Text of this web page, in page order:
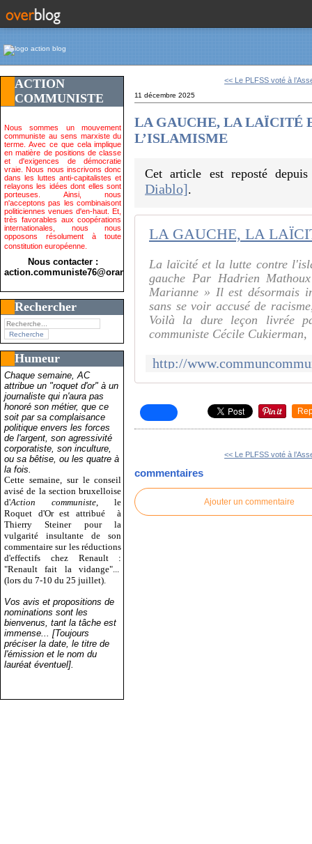
ACTION
COMMUNISTE
Nous sommes un mouvement
communiste au sens marxiste du
terme. Avec ce que cela implique
en matière de positions de classe
et d'exigences de démocratie
vraie. Nous nous inscrivons donc
dans les luttes anti-capitalistes et
relayons les idées dont elles sont
porteuses. Ainsi, nous
n'acceptons pas les combinaisont
politiciennes venues d'en-haut. Et,
très favorables aux coopérations
internationales, nous nous
opposons résolument à toute
constitution européenne.
Nous contacter :
action.communiste76@orange.fr>
Rechercher
Humeur
Chaque semaine, AC
attribue un "roquet d'or" à un
journaliste qui n'aura pas
honoré son métier, que ce
soit par sa complaisance
politique envers les forces
de l'argent, son agressivité
corporatiste, son inculture,
ou sa bêtise, ou les quatre à
la fois.
Cette semaine, sur le conseil
avisé de la section bruxelloise
d'Action communiste , le
Roquet d'Or est attribué
à
Thierry Steiner pour la
vulgarité insultante de son
commentaire sur les réductions
d'effectifs chez Renault :
"Renault fait la vidange"...
(lors du 7-10 du 25 juillet).
Vos avis et propositions de
nominations sont les
bienvenus, tant la tâche est
immense... [Toujours
préciser la date, le titre de
l'émission et le nom du
lauréat éventuel].
<< Le PLFSS voté à
11 décembre 2025
LA GAUCHE, LA LAÏCITÉ
L’ISLAMISME
Cet article est reposté
Diablo].
La laïcité et la lutte contre
gauche Par Hadrien
Marianne » Il est désormais
sans se voir accusé de
Voilà la dure leçon livrée
communiste Cécile Cukierman,
<< Le PLFSS voté à
commentaires
Ajouter un commentaire